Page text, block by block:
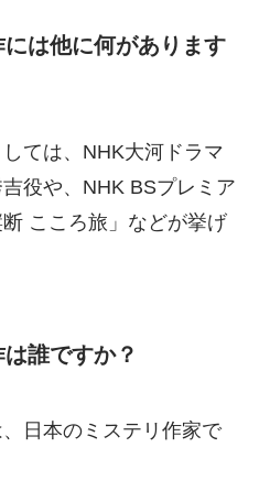
は他に何があります
ては、NHK大河ドラマ
役や、NHK BSプレミア
こころ旅」などが挙げ
は誰ですか？
、日本のミステリ作家で